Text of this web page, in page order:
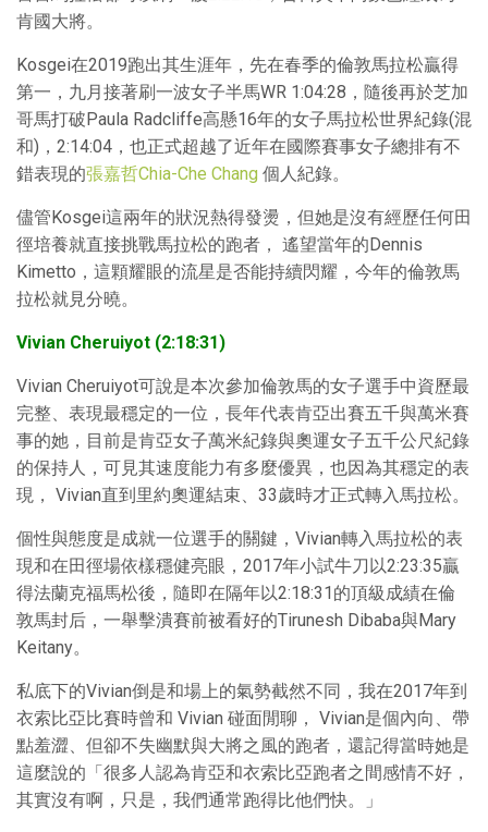
肯國大將。
Kosgei在2019跑出其生涯年，先在春季的倫敦馬拉松贏得
第一，九月接著刷一波女子半馬WR 1:04:28，隨後再於芝加
哥馬打破Paula Radcliffe高懸16年的女子馬拉松世界紀錄(混
和)，2:14:04，也正式超越了近年在國際賽事女子總排有不
錯表現的張嘉哲Chia-Che Chang 個人紀錄。
儘管Kosgei這兩年的狀況熱得發燙，但她是沒有經歷任何田
徑培養就直接挑戰馬拉松的跑者， 遙望當年的Dennis
Kimetto，這顆耀眼的流星是否能持續閃耀，今年的倫敦馬
拉松就見分曉。
Vivian Cheruiyot (2:18:31)
Vivian Cheruiyot可說是本次參加倫敦馬的女子選手中資歷最
完整、表現最穩定的一位，長年代表肯亞出賽五千與萬米賽
事的她，目前是肯亞女子萬米紀錄與奧運女子五千公尺紀錄
的保持人，可見其速度能力有多麼優異，也因為其穩定的表
現， Vivian直到里約奧運結束、33歲時才正式轉入馬拉松。
個性與態度是成就一位選手的關鍵，Vivian轉入馬拉松的表
現和在田徑場依樣穩健亮眼，2017年小試牛刀以2:23:35贏
得法蘭克福馬松後，隨即在隔年以2:18:31的頂級成績在倫
敦馬封后，一舉擊潰賽前被看好的Tirunesh Dibaba與Mary
Keitany。
私底下的Vivian倒是和場上的氣勢截然不同，我在2017年到
衣索比亞比賽時曾和 Vivian 碰面閒聊， Vivian是個內向、帶
點羞澀、但卻不失幽默與大將之風的跑者，還記得當時她是
這麼說的「很多人認為肯亞和衣索比亞跑者之間感情不好，
其實沒有啊，只是，我們通常跑得比他們快。」